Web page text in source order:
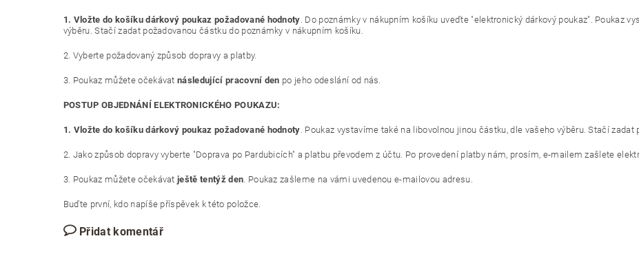
1. Vložte do košíku dárkový poukaz požadované hodnoty. Do poznámky v nákupním košíku uveďte "elektronický dárkový poukaz". Poukaz
výběru. Stačí zadat požadovanou částku do poznámky v nákupním košíku.
2. Vyberte požadovaný způsob dopravy a platby.
3. Poukaz můžete očekávat následující pracovní den po jeho odeslání od nás.
POSTUP OBJEDNÁNÍ ELEKTRONICKÉHO POUKAZU:
1. Vložte do košíku dárkový poukaz požadované hodnoty. Poukaz vystavíme také na libovolnou jinou částku, dle vašeho výběru. Stačí
2. Jako způsob dopravy vyberte "Doprava po Pardubicích" a platbu převodem z účtu. Po provedení platby nám, prosím, e-mailem zašlete
3. Poukaz můžete očekávat ještě tentýž den. Poukaz zašleme na vámi uvedenou e-mailovou adresu.
Buďte první, kdo napíše příspěvek k této položce.
Přidat komentář